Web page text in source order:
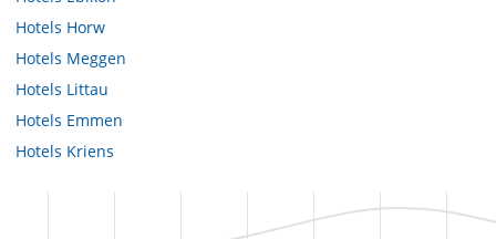
Hotels Horw
Hotels Meggen
Hotels Littau
Hotels Emmen
Hotels Kriens